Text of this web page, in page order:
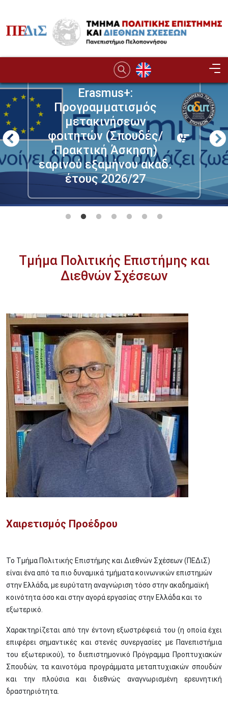
Erasmus+:
Προγραμματισμός
μετακινήσεων
φοιτητών (Σπουδές/
Πρακτική Άσκηση)
εαρινού εξαμήνου ακαδ.
έτους 2026/27
Τμήμα Πολιτικής Επιστήμης και
Διεθνών Σχέσεων
Image
Χαιρετισμός Προέδρου
To Τμήμα Πολιτικής Επιστήμης και Διεθνών Σχέσεων (ΠΕΔιΣ)
είναι ένα από τα πιο δυναμικά τμήματα κοινωνικών επιστημών
στην Ελλάδα, με ευρύτατη αναγνώριση τόσο στην ακαδημαϊκή
κοινότητα όσο και στην αγορά εργασίας στην Ελλάδα και το
εξωτερικό.
Χαρακτηρίζεται από την έντονη εξωστρέφειά του (η οποία έχει
επιφέρει σημαντικές και στενές συνεργασίες με Πανεπιστήμια
του εξωτερικού), το διεπιστημονικό Πρόγραμμα Προπτυχιακών
Σπουδών, τα καινοτόμα προγράμματα μεταπτυχιακών σπουδών
και την πλούσια και διεθνώς αναγνωρισμένη ερευνητική
δραστηριότητα.